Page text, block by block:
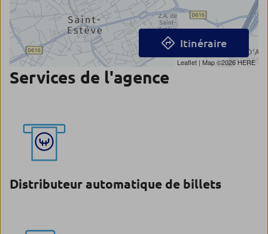
Leaflet | Map ©2026HERE
Itinéraire
Services de l'agence
Distributeur automatique de billets